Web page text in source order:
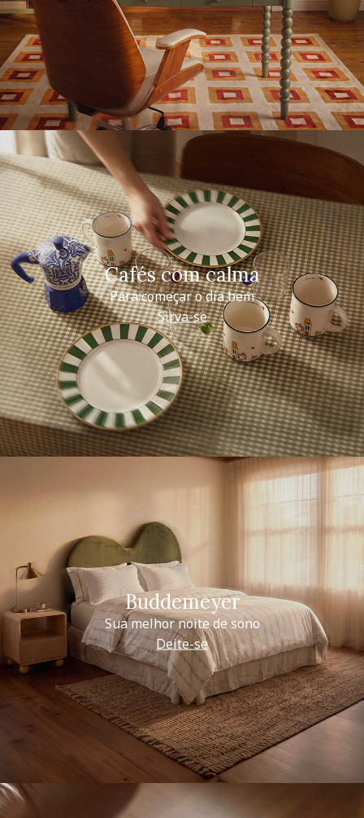
Cafés com calma
Para começar o dia bem
Sirva-se
Buddemeyer
Sua melhor noite de sono
Deite-se